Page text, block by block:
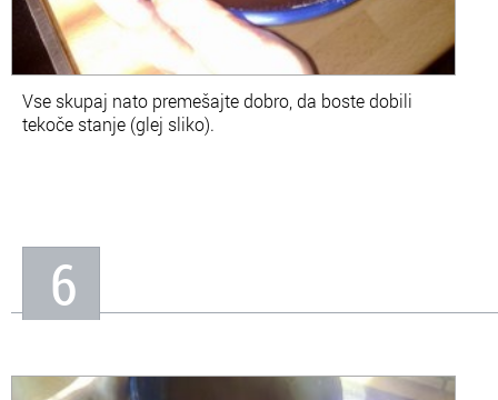
Vse skupaj nato premešajte dobro, da boste dobili
tekoče stanje (glej sliko).
6